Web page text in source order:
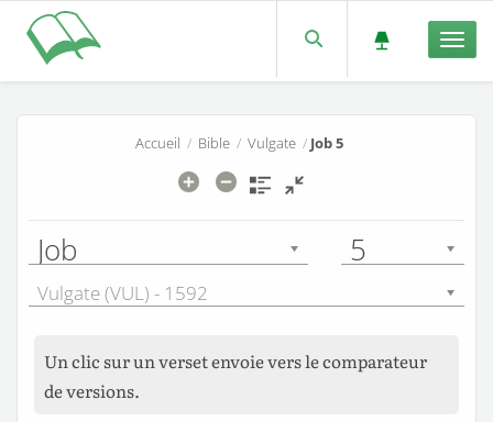
Accueil / Bible/ Vulgate/ Job 5
Job 5
Vulgate (VUL) - 1592
Un clic sur un verset envoie vers le comparateur
de versions.